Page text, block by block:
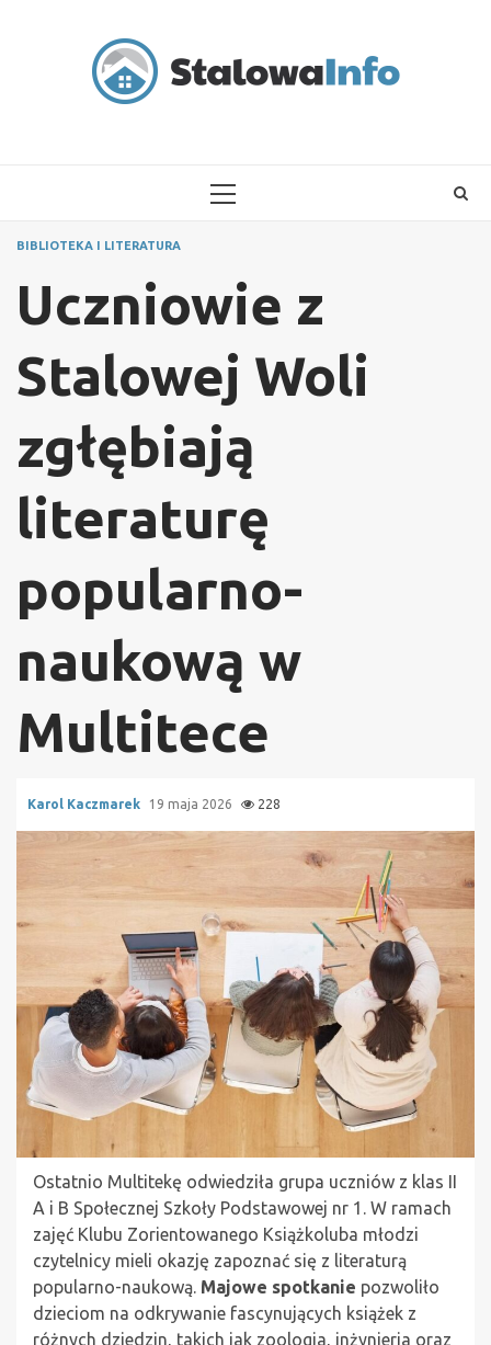
PRIMARY
BIBLIOTEKA I LITERATURA
Uczniowie z
Stalowej Woli
zgłębiają
literaturę
popularno-
naukową w
Multitece
Karol Kaczmarek 19 maja 2026 228
Ostatnio Multitekę odwiedziła grupa uczniów z klas II
A i B Społecznej Szkoły Podstawowej nr 1. W ramach
zajęć Klubu Zorientowanego Książkoluba młodzi
czytelnicy mieli okazję zapoznać się z literaturą
popularno-naukową. Majowe spotkanie pozwoliło
dzieciom na odkrywanie fascynujących książek z
różnych dziedzin, takich jak zoologia, inżynieria oraz